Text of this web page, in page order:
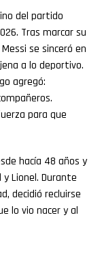
del partido
Tras marcar su
se sinceró en
a lo deportivo.
agregó:
para que
hacía 48 años y
Lionel. Durante
decidió recluirse
lo vio nacer y al